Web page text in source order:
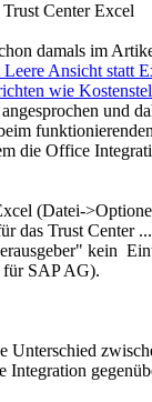
damals im
Ansicht statt
wie
und
die Office
(Datei-
das Trust Center
kein
für SAP AG).
Unterschied
Integration